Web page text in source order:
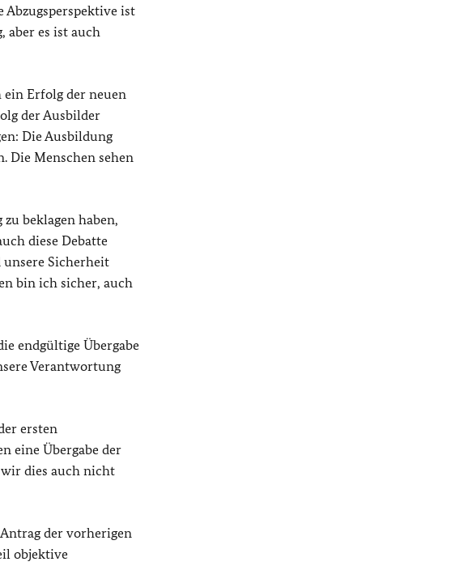
Abzugsperspektive ist
aber es ist auch
ein Erfolg der neuen
der Ausbilder
Die Ausbildung
Die Menschen sehen
beklagen haben,
diese Debatte
Sicherheit
bin ich sicher, auch
endgültige Übergabe
Verantwortung
ersten
eine Übergabe der
dies auch nicht
der vorherigen
objektive